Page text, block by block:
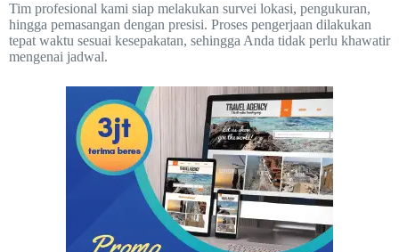
Tim profesional kami siap melakukan survei lokasi, pengukuran,
hingga pemasangan dengan presisi. Proses pengerjaan dilakukan
tepat waktu sesuai kesepakatan, sehingga Anda tidak perlu khawatir
mengenai jadwal.